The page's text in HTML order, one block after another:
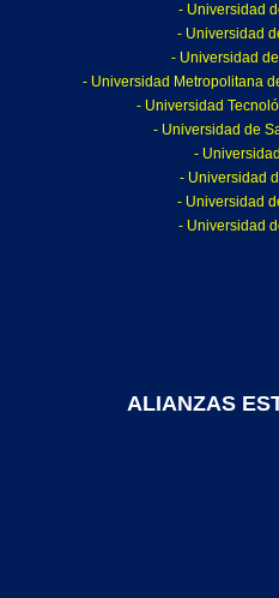
- Universidad
- Universidad
- Universidad
- Universidad Metropolitana
- Universidad
- Universidad de
-
- Universidad
- Universidad
- Universidad
ALIANZAS